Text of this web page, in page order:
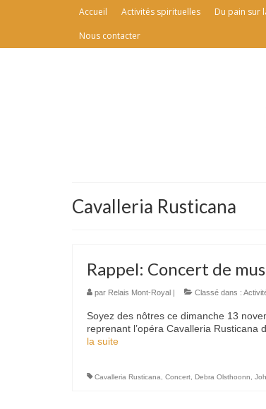
Accueil Activités spirituelles Du pain sur
Nous contacter
Cavalleria Rusticana
Rappel: Concert de
par Relais Mont-Royal | Classé dans :
Soyez des nôtres ce dimanche 13
reprenant l’opéra Cavalleria
la suite­­
Cavalleria Rusticana Concert Debra Olsthoonn